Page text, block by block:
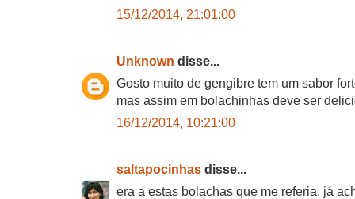
15/12/2014, 21:01:00
Unknown disse...
Gosto muito de gengibre tem um sabor
mas assim em bolachinhas deve ser
16/12/2014, 10:21:00
saltapocinhas disse...
era a estas bolachas que me referia, já